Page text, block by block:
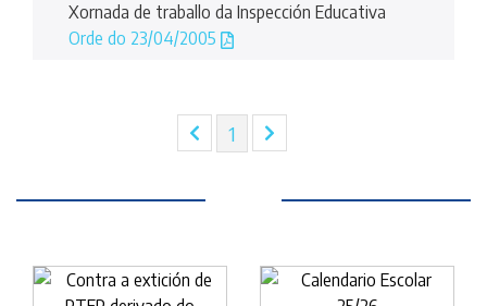
CONTACTO
Xornada de traballo da Inspección Educativa
Orde do 23/04/2005
1 (current)